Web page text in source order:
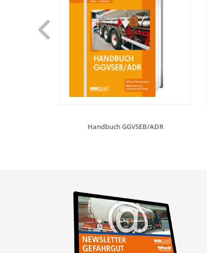
Handbuch GGVSEB/ADR